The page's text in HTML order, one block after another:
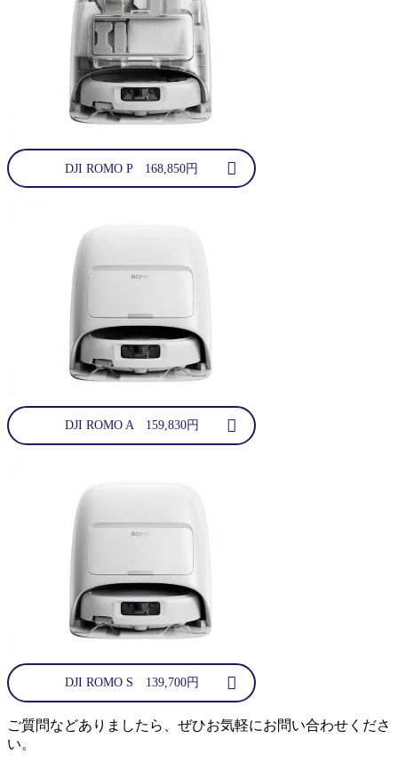
DJI ROMO P 168,850円
DJI ROMO A 159,830円
DJI ROMO S 139,700円
ご質問などありましたら、ぜひお気軽にお問い合わせくださ
い。